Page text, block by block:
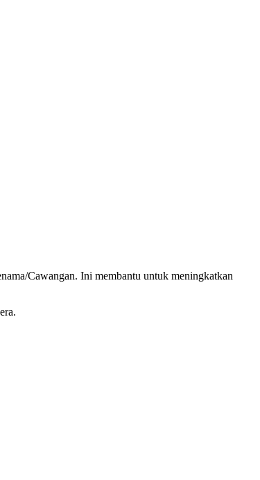
Cawangan. Ini membantu untuk meningkatkan